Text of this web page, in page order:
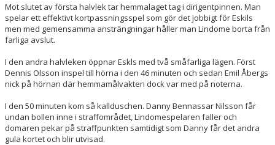
Mot slutet av första halvlek tar hemmalaget tag i dirigentpinnen. Man
spelar ett effektivt kortpassningsspel som gör det jobbigt för Eskils
men med gemensamma ansträngningar håller man Lindome borta från
farliga avslut.
I den andra halvleken öppnar Eskls med två småfarliga lägen. Först
Dennis Olsson inspel till hörna i den 46 minuten och sedan Emil Åbergs
nick på hörnan där hemmamålvakten dock var med på noterna.
I den 50 minuten kom så kallduschen. Danny Bennassar Nilsson får
undan bollen inne i straffområdet, Lindomespelaren faller och
domaren pekar på straffpunkten samtidigt som Danny får det andra
gula kortet och blir utvisad.